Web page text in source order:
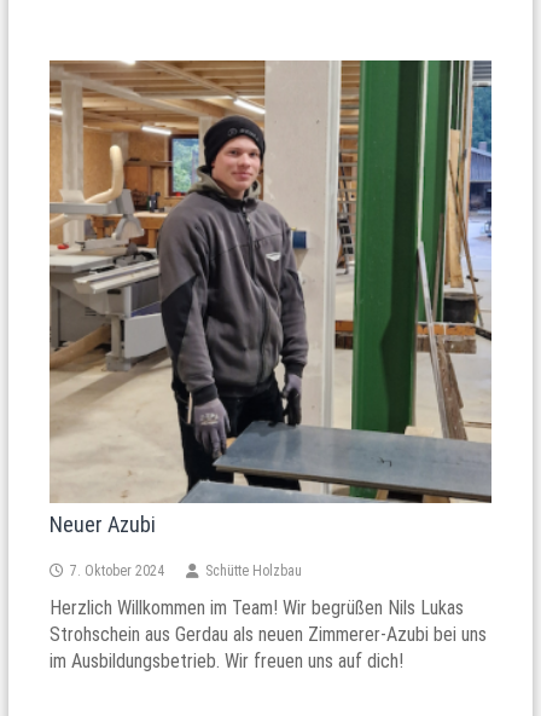
Neuer Azubi
7. Oktober 2024 Schütte Holzbau
Herzlich Willkommen im Team! Wir begrüßen Nils Lukas
Strohschein aus Gerdau als neuen Zimmerer-Azubi bei uns
im Ausbildungsbetrieb. Wir freuen uns auf dich!